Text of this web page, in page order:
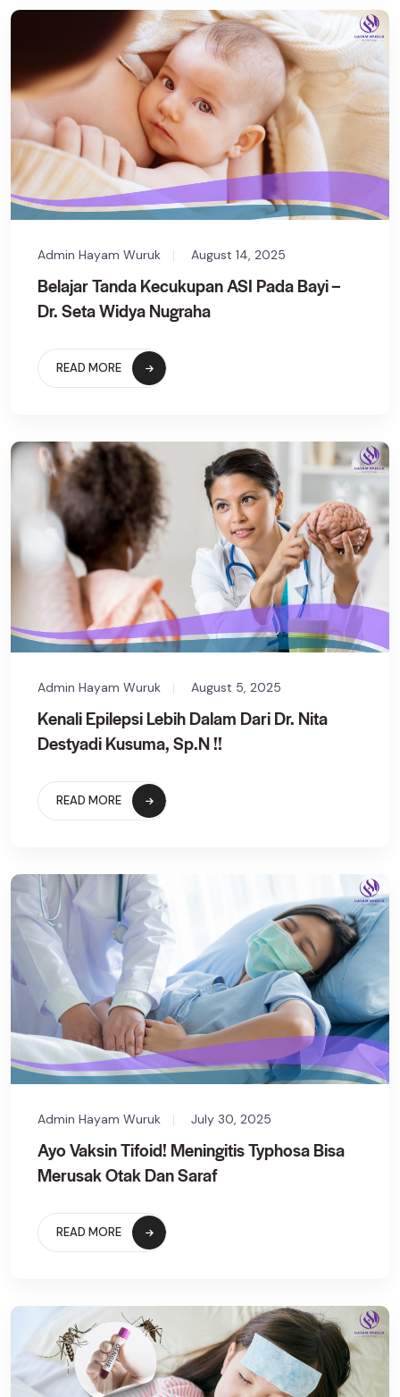
Admin Hayam Wuruk August 14, 2025
Belajar Tanda Kecukupan ASI Pada Bayi –
Dr. Seta Widya Nugraha
READ MORE
Admin Hayam Wuruk August 5, 2025
Kenali Epilepsi Lebih Dalam Dari Dr. Nita
Destyadi Kusuma, Sp.N !!
READ MORE
Admin Hayam Wuruk July 30, 2025
Ayo Vaksin Tifoid! Meningitis Typhosa Bisa
Merusak Otak Dan Saraf
READ MORE